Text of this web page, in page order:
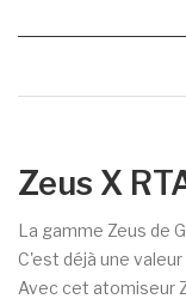
Zeus X
La gamme Zeus de
C'est déjà une
Avec cet atomiseur